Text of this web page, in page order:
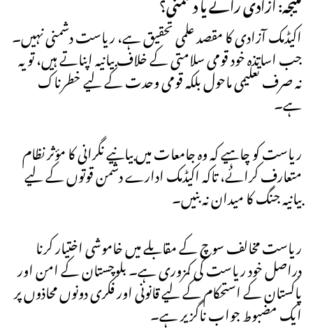
اکیڈمک آزادی کا مقصد علمی تحقیق ہے، ریاست دشمنی نہیں۔
جب اساتذہ خود قومی سلامتی کے خلاف بیانیہ اپناتے ہیں، تو یہ
نہ صرف تعلیمی ماحول بلکہ قومی وحدت کے لیے خطرناک
ہے۔
ریاست کو چاہیے کہ وہ جامعات میں بیانیے نگرانی کا مؤثر نظام
متعارف کرائے، تاکہ اکیڈمک ادارے دشمن قوتوں کے لیے
بیانیہ جنگ کا میدان نہ بنیں۔
ریاست مخالف سوچ کے مقابلے میں خاموشی اختیار کرنا
دراصل خود ریاست کی کمزوری ہے۔ بلوچستان کے امن اور
پاکستان کے استحکام کے لیے قانونی اور فکری دونوں محاذوں پر
ایک مضبوط جواب ناگزیر ہے۔